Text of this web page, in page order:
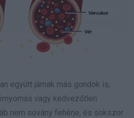
együtt járnak más gondok is,
vagy kedvezőtlen
nem sovány fehérje, és sokszor